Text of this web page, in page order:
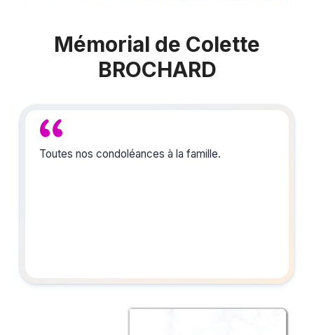
Mémorial de Colette
BROCHARD
Toutes nos condoléances à la famille.